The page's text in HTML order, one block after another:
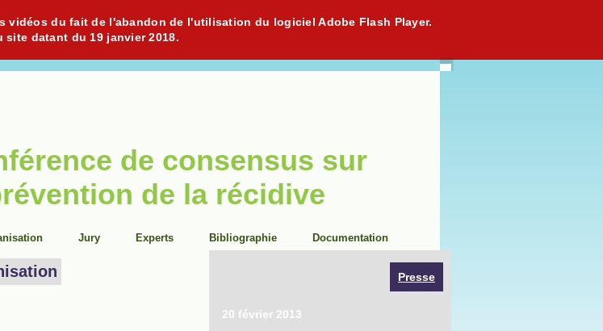
vidéos du fait de l'abandon de l'utilisation du logiciel Adobe Flash Player.
site datant du 19 janvier 2018.
de consensus sur
de la récidive
Jury Experts Bibliographie Documentation
Presse
20 février 2013